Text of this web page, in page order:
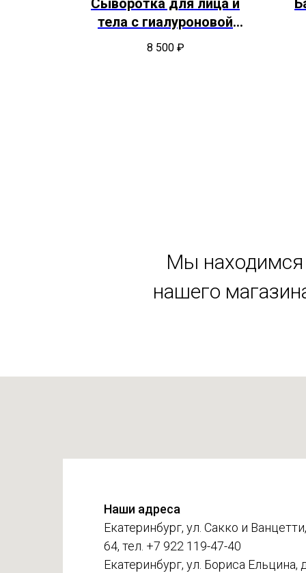
Сыворотка для лица и
тела с гиалуроновой
кислотой
8 500 ₽
Мы находимся
нашего
Наши адреса
Екатеринбург, ул. Сакко и
64, тел. +7 922 119-47-40
Екатеринбург, ул. Бориса Ельцина,